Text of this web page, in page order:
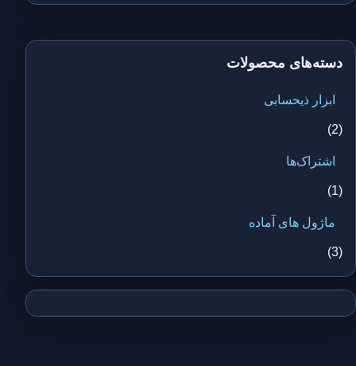
دسته‌های محصولات
ابزار ذیحسابی
(2)
اشتراک‌ها
(1)
ماژول های آماده
(3)